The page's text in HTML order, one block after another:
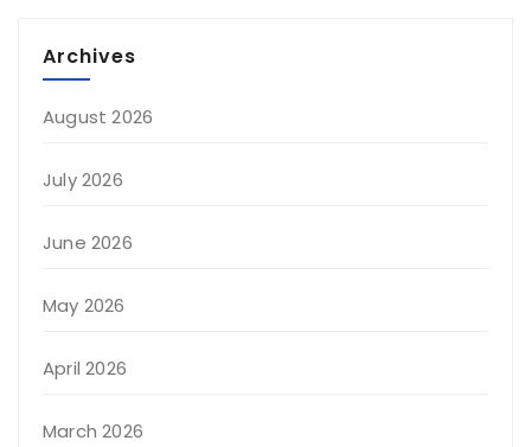
Archives
August 2026
July 2026
June 2026
May 2026
April 2026
March 2026